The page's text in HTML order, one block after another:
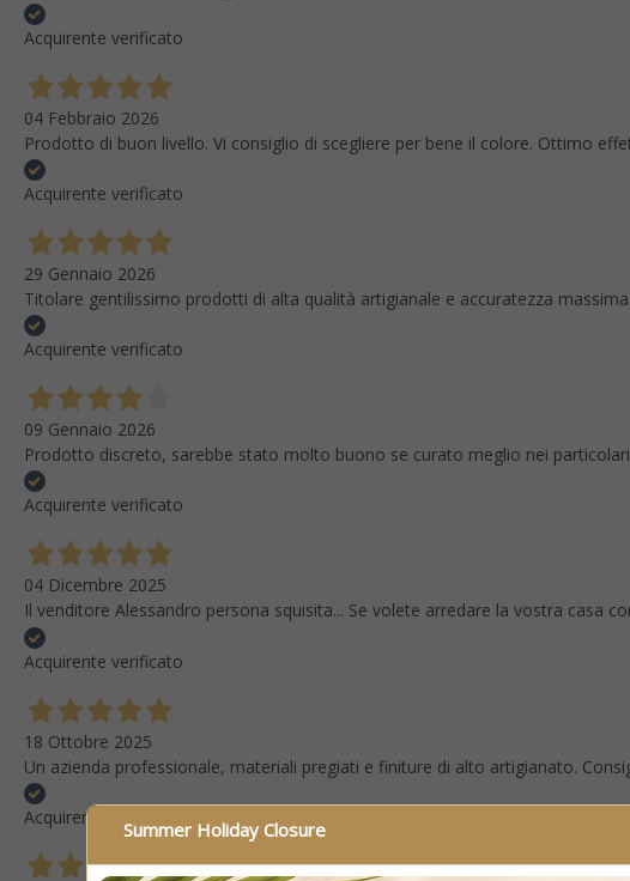
Summer Holiday Closure
Acquirente verificato
04 Febbraio 2026
Prodotto di buon livello. Vi consiglio di scegliere per bene il colore. Ottimo
Acquirente verificato
29 Gennaio 2026
Titolare gentilissimo prodotti di alta qualità artigianale e accuratezza
Acquirente verificato
09 Gennaio 2026
Prodotto discreto, sarebbe stato molto buono se curato meglio nei
Acquirente verificato
04 Dicembre 2025
Il venditore Alessandro persona squisita... Se volete arredare la vostra casa
Acquirente verificato
18 Ottobre 2025
Un azienda professionale, materiali pregiati e finiture di alto artigianato.
Acquirente verificato